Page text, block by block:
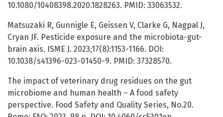
10.1080/10408398.2020.1828263. PMID: 33063532.
Matsuzaki R, Gunnigle E, Geissen V, Clarke G, Nagpal J,
Cryan JF. Pesticide exposure and the microbiota-gut-
brain axis. ISME J. 2023;17(8):1153-1166. DOI:
10.1038/s41396-023-01450-9. PMID: 37328570.
The impact of veterinary drug residues on the gut
microbiome and human health – A food safety
perspective. Food Safety and Quality Series, No.20.